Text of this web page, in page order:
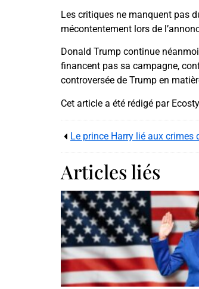
Les critiques ne manquent pas
mécontentement lors de
Donald Trump continue
financent pas sa campagne,
controversée de Trump en
Cet article a été rédigé par
Le prince Harry lié aux crimes
Articles liés